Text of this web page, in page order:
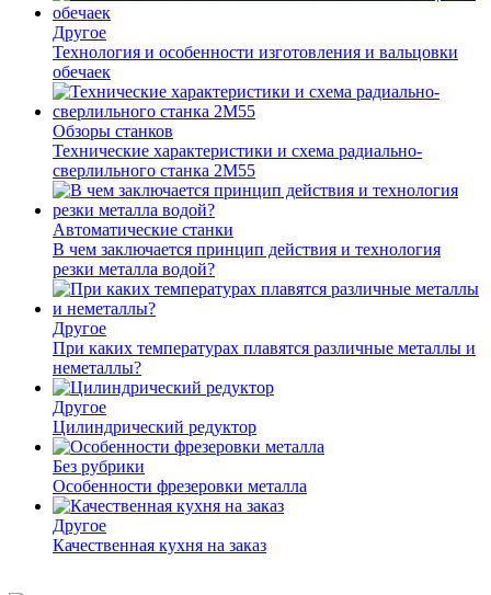
Другое
Технология и особенности изготовления и вальцовки
обечаек
Обзоры станков
Технические характеристики и схема радиально-
сверлильного станка 2М55
Автоматические станки
В чем заключается принцип действия и технология
резки металла водой?
Другое
При каких температурах плавятся различные металлы и
неметаллы?
Другое
Цилиндрический редуктор
Без рубрики
Особенности фрезеровки металла
Другое
Качественная кухня на заказ